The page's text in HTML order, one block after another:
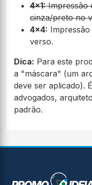
4x1:Impressão
cinza/preto no
4x4:
verso.
Dica: Para este
a "máscara" (um
deve ser aplicado).
advogados,
padrão.